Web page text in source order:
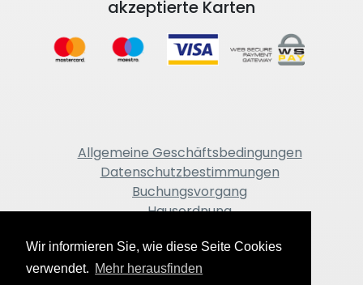
Wir informieren Sie, wie diese Seite Cookies
verwendet. Mehr herausfinden
akzeptierte Karten
Allgemeine Geschäftsbedingungen
Datenschutzbestimmungen
Buchungsvorgang
Hausordnung